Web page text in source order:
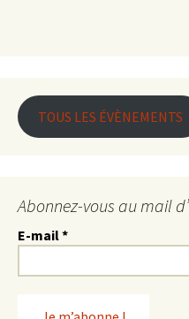
TOUS LES ÉVÈNEMENTS
Abonnez-vous au mail
E-mail*